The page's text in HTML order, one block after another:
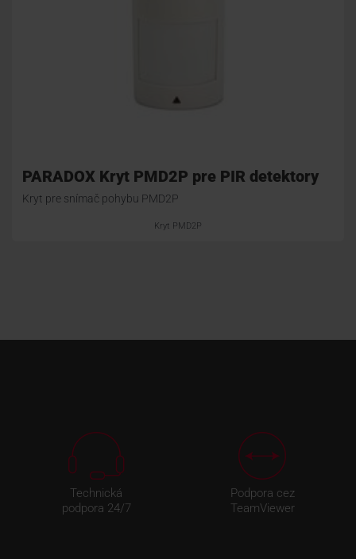
PARADOX Kryt PMD2P pre PIR detektory
Kryt pre snímač pohybu PMD2P
Kryt PMD2P
Technická
podpora 24/7
Podpora cez
TeamViewer